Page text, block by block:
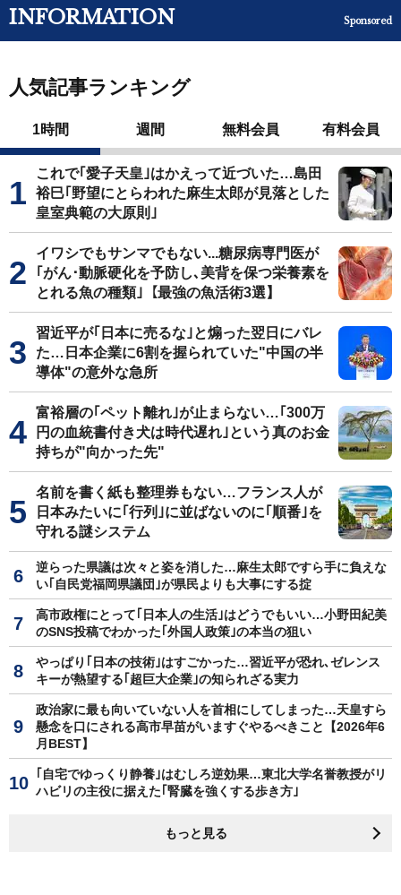
INFORMATION Sponsored
人気記事ランキング
1時間 週間 無料会員 有料会員
これで｢愛子天皇｣はかえって近づいた…島田
裕巳｢野望にとらわれた麻生太郎が見落とした
皇室典範の大原則｣
イワシでもサンマでもない...糖尿病専門医が
｢がん･動脈硬化を予防し､美背を保つ栄養素を
とれる魚の種類｣【最強の魚活術3選】
習近平が｢日本に売るな｣と煽った翌日にバレ
た…日本企業に6割を握られていた"中国の半
導体"の意外な急所
富裕層の｢ペット離れ｣が止まらない…｢300万
円の血統書付き犬は時代遅れ｣という真のお金
持ちが"向かった先"
名前を書く紙も整理券もない…フランス人が
日本みたいに｢行列｣に並ばないのに｢順番｣を
守れる謎システム
逆らった県議は次々と姿を消した…麻生太郎ですら手に負えな
い｢自民党福岡県議団｣が県民よりも大事にする掟
高市政権にとって｢日本人の生活｣はどうでもいい…小野田紀美
のSNS投稿でわかった｢外国人政策｣の本当の狙い
やっぱり｢日本の技術｣はすごかった…習近平が恐れ､ゼレンス
キーが熱望する｢超巨大企業｣の知られざる実力
政治家に最も向いていない人を首相にしてしまった…天皇すら
懸念を口にされる高市早苗がいますぐやるべきこと【2026年6
月BEST】
｢自宅でゆっくり静養｣はむしろ逆効果…東北大学名誉教授がリ
ハビリの主役に据えた｢腎臓を強くする歩き方｣
もっと見る